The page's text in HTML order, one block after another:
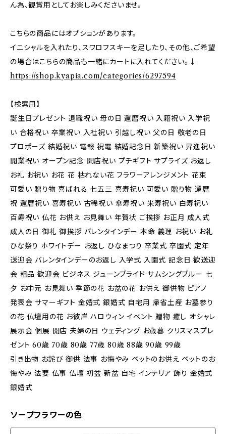
ん為、観賞用としてお楽しみくださいませ。
こちらの商品にはオプションがあります。
イニシャルを入れたり、スワロフスキーを足したり、その他、ご希望
の場合はこちらの商品も一緒にカートに入れてください。↓
https://shop.kyapia.com/categories/6297594
【検索用】
誕生日プレゼント 退職祝い 母の日 還暦祝い 入籍祝い 入学祝
い 合格祝い 卒業祝い 入社祝い 引越し祝い 父の日 敬老の日
プロポーズ 結婚祝い 電報 祝電 結婚記念日 新築祝い 昇進祝い
開業祝い オープン記念 開店祝い プチギフト サプライズ お返し
お礼 お祝い お花 花 枯れない花 フラワーアレンジメント 花束
可愛い 贈り物 喜ばれる 七五三 喜寿祝い 可愛い 贈り物 還暦
祝 還暦祝い 喜寿祝い 古稀祝い 傘寿祝い 米寿祝い 白寿祝い
百寿祝い 仏花 お供え お見舞い 年賀状 ご挨拶 お正月 成人式
成人の日 御礼 御挨拶 バレンタインデー 本命 義理 お祝い お礼
ひな祭り ホワイトデー お返し ひなまつり 卒業式 卒園式 定年
送迎会 バレンタインデーのお返し 入学式 入園式 記念日 歓送迎
会 粗品 歓迎会 ビジネス ジューンブライド サムシングブルー 七
夕 お中元 お見舞い 季節の花 お盆の花 お供え 御供物 ピアノ
発表会 サマーギフト 金婚式 銀婚式 自宅用 帰省土産 お墓参り
の花 仏壇用の花 お彼岸 ハロウィン イベント 贈物 癒し オシャレ
展示会 個展 開店 夫婦の日 ウェディング お歳暮 クリスマスプレ
ゼント 60歳 70歳 80歳 77歳 80歳 88歳 90歳 99歳
引き出物 お詫び 御供 法事 お悔やみ ペットのお供え ペットのお
悔やみ 法要 仏事 仏壇 初盆 新盆 自宅 インテリア 飾り 金婚式
銀婚式
ソープフラワーの色